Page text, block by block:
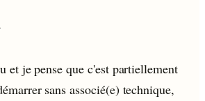
et je pense que c'est partiellement
sans associé(e) technique,